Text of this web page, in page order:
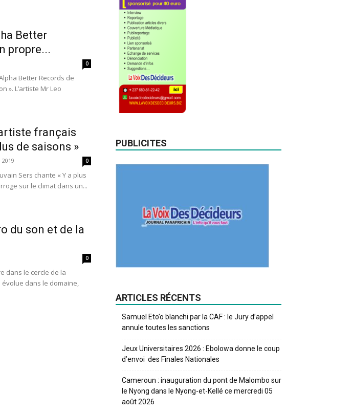
Better
propre...
0
Better Records de
». L’artiste Mr Leo
français
de saisons »
0
Sers chante « Y a plus
sur le climat dans un...
du son et de la
0
dans le cercle de la
évolue dans le domaine,
PUBLICITES
ARTICLES RÉCENTS
Samuel Eto’o blanchi par la CAF : le Jury d’appel
annule toutes les sanctions
Jeux Universitaires 2026 : Ebolowa donne le coup
d’envoi des Finales Nationales
Cameroun : inauguration du pont de Malombo sur
le Nyong dans le Nyong-et-Kellé ce mercredi 05
août 2026